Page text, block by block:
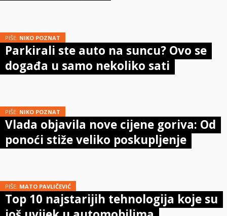
PIŠE: NIKO POZNAT
Parkirali ste auto na suncu? Ovo se
događa u samo nekoliko sati
PIŠE: NIKO POZNAT
Vlada objavila nove cijene goriva: Od
ponoći stiže veliko poskupljenje
PIŠE: MATO PAVLIČEVIĆ
Top 10 najstarijih tehnologija koje su